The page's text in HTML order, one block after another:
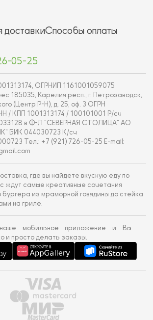
доставкиСпособы оплаты
05-25
ОГРНИП 1161001059075
185035, Карелия респ., г. Петрозаводск,
(Центр Р-Н), д. 25, оф. 3 ОГРН
/ КПП 1001313174 / 100101001 Р/сч
в Ф-Л "СЕВЕРНАЯ СТОЛИЦА" АО
БИК 044030723 К/сч
Тел.: +7 (921) 726-05-25 E-mail:
где вы найдете вкусную еду по
ждут самые креативные сочетания
бургера из мраморной говядины до стейка
на гриле.
наше мобильное приложение и Вы
и просто делать заказы.